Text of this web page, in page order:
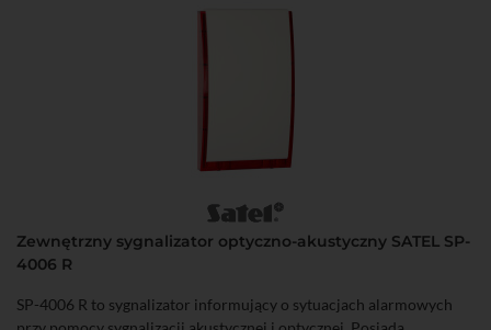
Zewnętrzny sygnalizator optyczno-akustyczny SATEL SP-
4006 R
SP-4006 R to sygnalizator informujący o sytuacjach alarmowych